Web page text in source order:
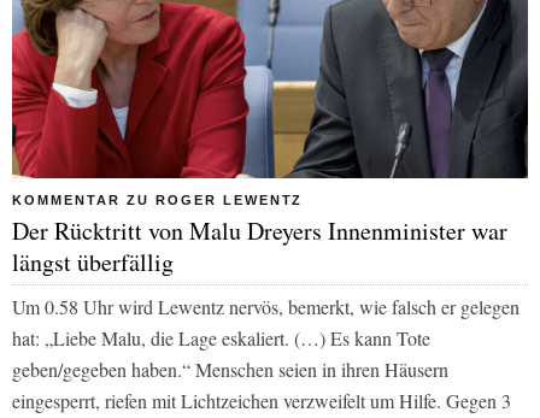
KOMMENTAR ZU ROGER LEWENTZ
Der Rücktritt von Malu Dreyers Innenminister war
längst überfällig
Um 0.58 Uhr wird Lewentz nervös, bemerkt, wie falsch er gelegen
hat: „Liebe Malu, die Lage eskaliert. (…) Es kann Tote
geben/gegeben haben.“ Menschen seien in ihren Häusern
eingesperrt, riefen mit Lichtzeichen verzweifelt um Hilfe. Gegen 3